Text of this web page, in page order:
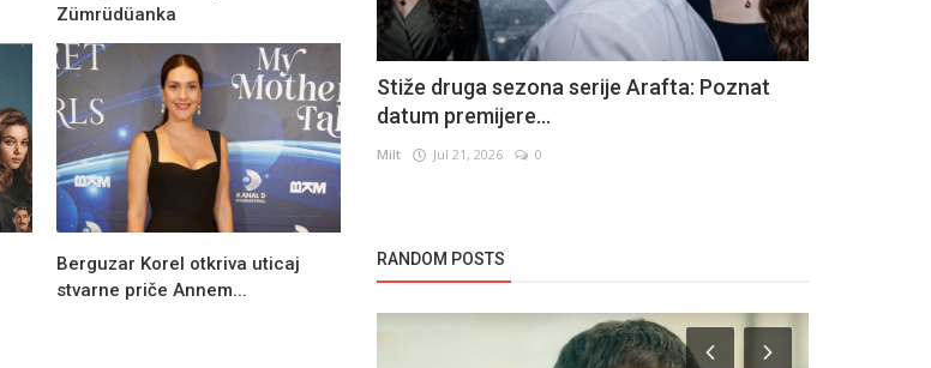
Zümrüdüanka
Berguzar Korel otkriva uticaj
stvarne priče Annem...
Stiže druga sezona serije Arafta: Poznat
datum premijere...
Milt Jul 21, 2026 0
RANDOM POSTS